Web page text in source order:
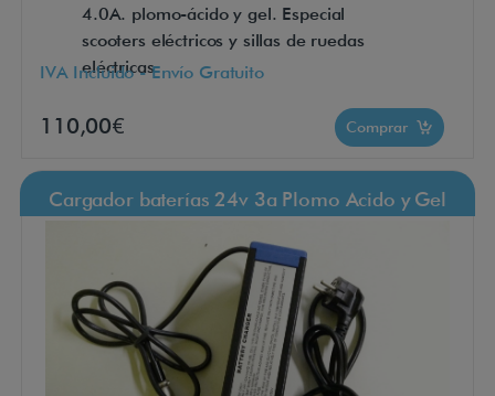
4.0A. plomo-ácido y gel. Especial
scooters eléctricos y sillas de ruedas
eléctricas.
IVA Incluido - Envío Gratuito
110,00€ Comprar
Cargador baterías 24v 3a Plomo Acido y Gel